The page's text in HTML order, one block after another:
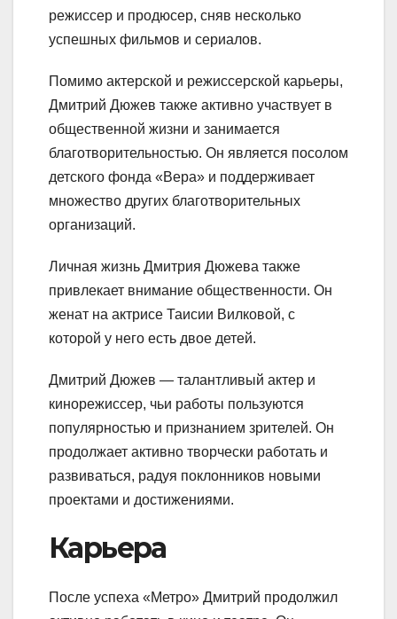
режиссер и продюсер, сняв несколько
успешных фильмов и сериалов.
Помимо актерской и режиссерской карьеры,
Дмитрий Дюжев также активно участвует в
общественной жизни и занимается
благотворительностью. Он является посолом
детского фонда «Вера» и поддерживает
множество других благотворительных
организаций.
Личная жизнь Дмитрия Дюжева также
привлекает внимание общественности. Он
женат на актрисе Таисии Вилковой, с
которой у него есть двое детей.
Дмитрий Дюжев — талантливый актер и
кинорежиссер, чьи работы пользуются
популярностью и признанием зрителей. Он
продолжает активно творчески работать и
развиваться, радуя поклонников новыми
проектами и достижениями.
Карьера
После успеха «Метро» Дмитрий продолжил